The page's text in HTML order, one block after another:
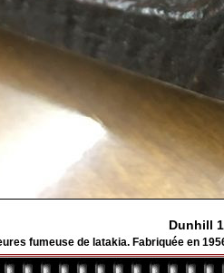
Dunhill
fumeuse de latakia. Fabriquée en